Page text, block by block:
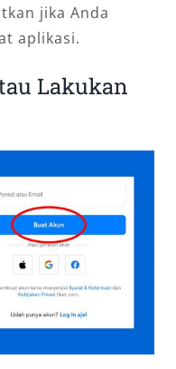
jika Anda
aplikasi.
Lakukan